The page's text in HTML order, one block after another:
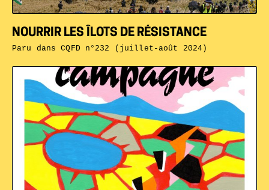
NOURRIR LES ÎLOTS DE RÉSISTANCE
Paru dansCQFD n°232 (juillet-août 2024)